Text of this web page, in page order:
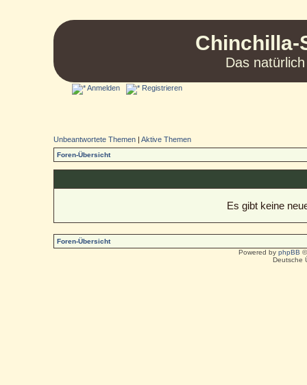
Chinchilla-
Das
Anmelden Registrieren
Unbeantwortete Themen |Aktive Themen
Foren-Übersicht
Es gibt keine
Foren-Übersicht
Powered by phpBB
Deutsche